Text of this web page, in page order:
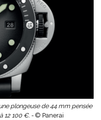
plongeuse de 44 mm pensée
12 100 €. - © Panerai